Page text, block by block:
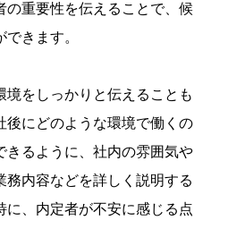
の重要性を伝えることで、候
きます。
境をしっかりと伝えることも
後にどのような環境で働くの
きるように、社内の雰囲気や
務内容などを詳しく説明する
に、内定者が不安に感じる点